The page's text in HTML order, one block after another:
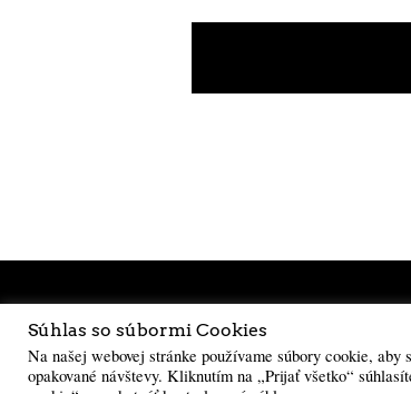
Súhlas so súbormi Cookies
Na našej webovej stránke používame súbory cookie,
opakované návštevy. Kliknutím na „Prijať všetko“